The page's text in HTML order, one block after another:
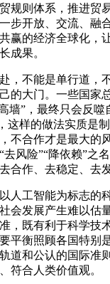
规则体系，推进贸
步开放、交流、融
赢的经济全球化，
成果。
不能是单行道，
的大门。一些国家
墙”，最终只会反
这样的做法实质是
不合作才是最大的
风险”“降依赖”之
合作、去稳定、去发
工智能为标志的
会发展产生难以估
，既有利于科学技
平衡照顾各国特别
道和公认的国际准
符合人类价值观。